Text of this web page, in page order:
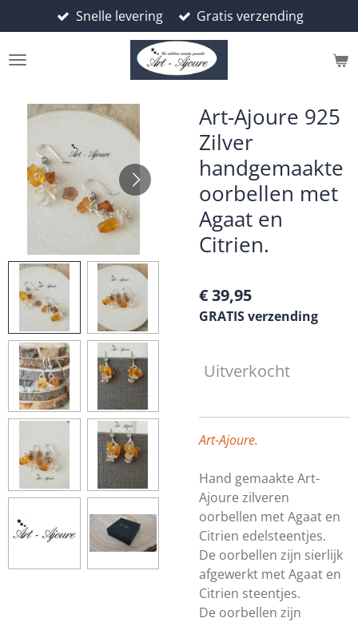
direct
naar
Snelle levering Gratis verzending
Art-Ajoure 925
Zilver
handgemaakte
oorbellen met
Agaat en
Citrien.
€ 39,95
GRATIS verzending
Uitverkocht
Art-Ajoure.
Hand gemaakte Art-
Ajoure zilveren
oorbellen met Agaat en
Citrien edelsteentjes.
De oorbellen zijn sierlijk
afgewerkt met Agaat en
Citrien steentjes.
De oorbellen zijn